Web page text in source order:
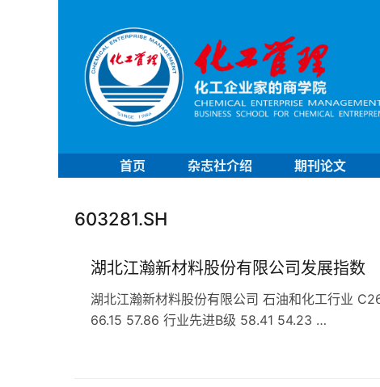
首页 杂志社介绍 期刊论文
603281.SH
湖北江瀚新材料股份有限公司发展指数
湖北江瀚新材料股份有限公司 石油和化工行业
66.15 57.86 行业先进B级 58.41 54.23 …